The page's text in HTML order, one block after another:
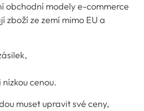
obchodní modely e-commerce
zboží ze zemí mimo EU a
cenou.
muset upravit své ceny,